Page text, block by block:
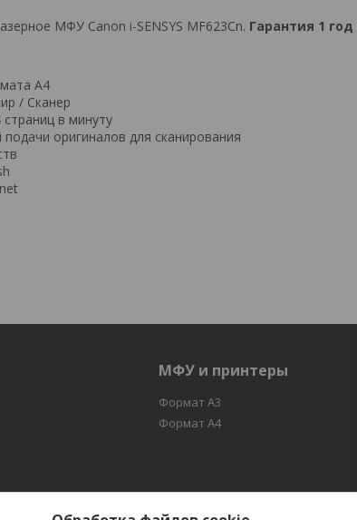
МФУ Canon i-SENSYS MF623Cn. Гарантия 1 год
А4
/ Сканер
в минуту
оригиналов для сканирования
МФУ и принтеры
Формат А3
Формат А4
копировально - множительной техники , МФУ и